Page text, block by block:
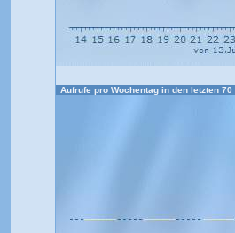
Aufrufe pro Wochentag in den letzten 70